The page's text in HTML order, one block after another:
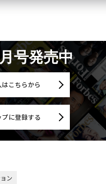
号発売中
こちらから
に登録する
ン